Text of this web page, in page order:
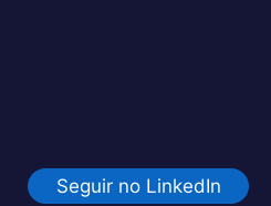
Seguir no LinkedIn